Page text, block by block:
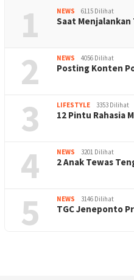
1 NEWS 6115 Dilihat
Saat Menjalankan
2 NEWS 4056 Dilihat
Posting Konten
3 LIFESTYLE 3353 Dilihat
12 Pintu Rahasia
4 NEWS 3201 Dilihat
2 Anak Tewas
5 NEWS 3146 Dilihat
TGC Jeneponto